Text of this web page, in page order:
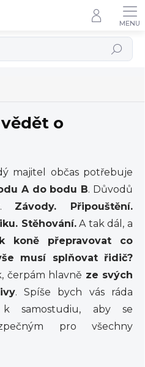
Hledat
o
majitel občas potřebuje
A do bodu B. Důvodů
Závody. Připouštění.
Stěhování.A tak dál, a
koně přepravovat co
musí splňovat řidič?
čerpám hlavně ze svých
. Spíše bych vás ráda
samostudiu, aby se
pro všechny